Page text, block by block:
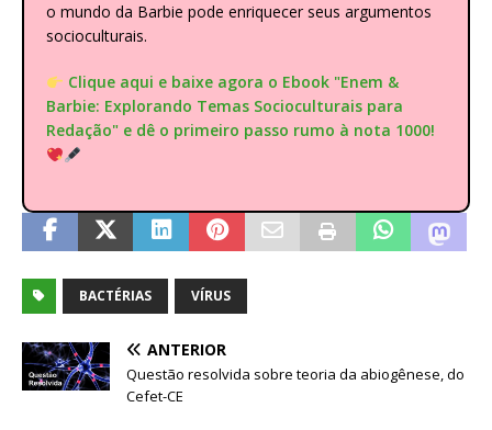
o mundo da Barbie pode enriquecer seus argumentos
socioculturais.
Clique aqui e baixe agora o Ebook "Enem &
Barbie: Explorando Temas Socioculturais para
Redação" e dê o primeiro passo rumo à nota 1000!
BACTÉRIAS VÍRUS
ANTERIOR
Questão resolvida sobre teoria da abiogênese, do
Cefet-CE